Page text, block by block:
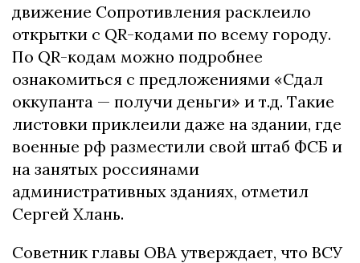
движение Сопротивления расклеило
открытки с QR-кодами по всему городу.
По QR-кодам можно подробнее
ознакомиться с предложениями «Сдал
оккупанта — получи деньги» и т.д. Такие
листовки приклеили даже на здании, где
военные рф разместили свой штаб ФСБ и
на занятых россиянами
административных зданиях, отметил
Сергей Хлань.
Советник главы ОВА утверждает, что ВСУ